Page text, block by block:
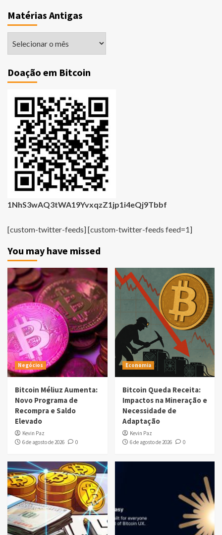
Matérias Antigas
Doação em Bitcoin
1NhS3wAQ3tWA19YvxqzZ1jp1i4eQj9Tbbf
[custom-twitter-feeds] [custom-twitter-feeds feed=1]
You may have missed
Negócios
Bitcoin Méliuz Aumenta:
Novo Programa de
Recompra e Saldo
Elevado
Kevin Paz
6 de agosto de 2026
0
Economia
Bitcoin Queda Receita:
Impactos na Mineração e
Necessidade de
Adaptação
Kevin Paz
6 de agosto de 2026
0